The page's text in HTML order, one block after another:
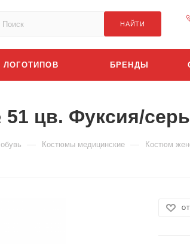
НАЙТИ
ЛОГОТИПОВ БРЕНДЫ
цв. Фуксия/
— Костюмы медицинские — Костюм